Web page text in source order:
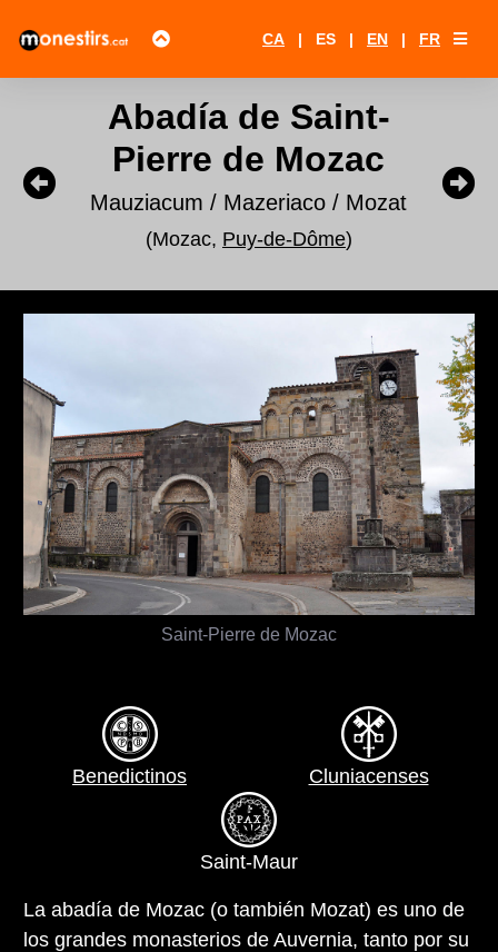
CA | ES | EN | FR
Abadía de Saint-
Pierre de Mozac
Mauziacum / Mazeriaco / Mozat
(Mozac, Puy-de-Dôme)
Saint-Pierre de Mozac
Benedictinos Cluniacenses
Saint-Maur
La abadía de Mozac (o también Mozat) es uno de
los grandes monasterios de Auvernia, tanto por su